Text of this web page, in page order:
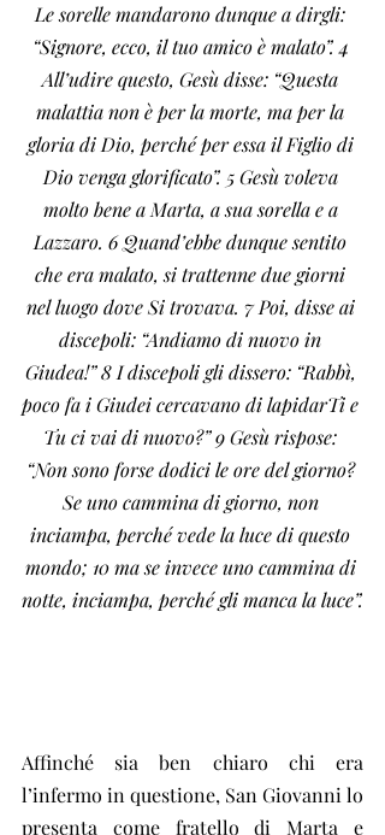
Le sorelle mandarono dunque a dirgli:
“Signore, ecco, il tuo amico è malato”. 4
All’udire questo, Gesù disse: “Questa
malattia non è per la morte, ma per la
gloria di Dio, perché per essa il Figlio di
Dio venga glorificato”. 5 Gesù voleva
molto bene a Marta, a sua sorella e a
Lazzaro. 6 Quand’ebbe dunque sentito
che era malato, si trattenne due giorni
nel luogo dove Si trovava. 7 Poi, disse ai
discepoli: “Andiamo di nuovo in
Giudea!” 8 I discepoli gli dissero: “Rabbì,
poco fa i Giudei cercavano di lapidarTi e
Tu ci vai di nuovo?” 9 Gesù rispose:
“Non sono forse dodici le ore del giorno?
Se uno cammina di giorno, non
inciampa, perché vede la luce di questo
mondo; 10 ma se invece uno cammina di
notte, inciampa, perché gli manca la luce”.
Affinché sia ben chiaro chi era
l’infermo in questione, San Giovanni lo
presenta come fratello di Marta e